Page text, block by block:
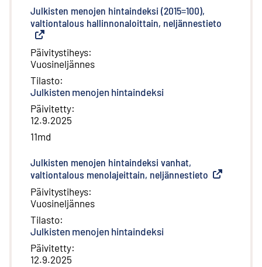
Julkisten menojen hintaindeksi (2015=100),
valtiontalous hallinnonaloittain, neljännestieto
Päivitystiheys:
Vuosineljännes
Tilasto:
Julkisten menojen hintaindeksi
Päivitetty:
12.9.2025
11md
Julkisten menojen hintaindeksi vanhat,
valtiontalous menolajeittain, neljännestieto Ulkoinen
Päivitystiheys:
Vuosineljännes
Tilasto:
Julkisten menojen hintaindeksi
Päivitetty:
12.9.2025